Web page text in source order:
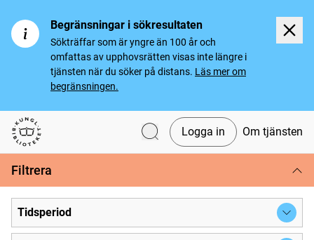
Begränsningar i sökresultaten
Sökträffar som är yngre än 100 år och
omfattas av upphovsrätten visas inte längre i
tjänsten när du söker på distans. Läs mer om
begränsningen.
Svenska tidningar
Logga in Om tjänsten
Filtrera
Tidsperiod